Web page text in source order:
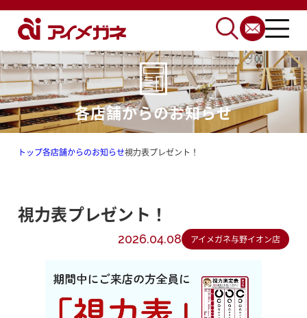
各店舗からのお知らせ
トップ各店舗からのお知らせ視力表プレゼント！
視力表プレゼント！
2026.04.08 アイメガネ与野イオン店